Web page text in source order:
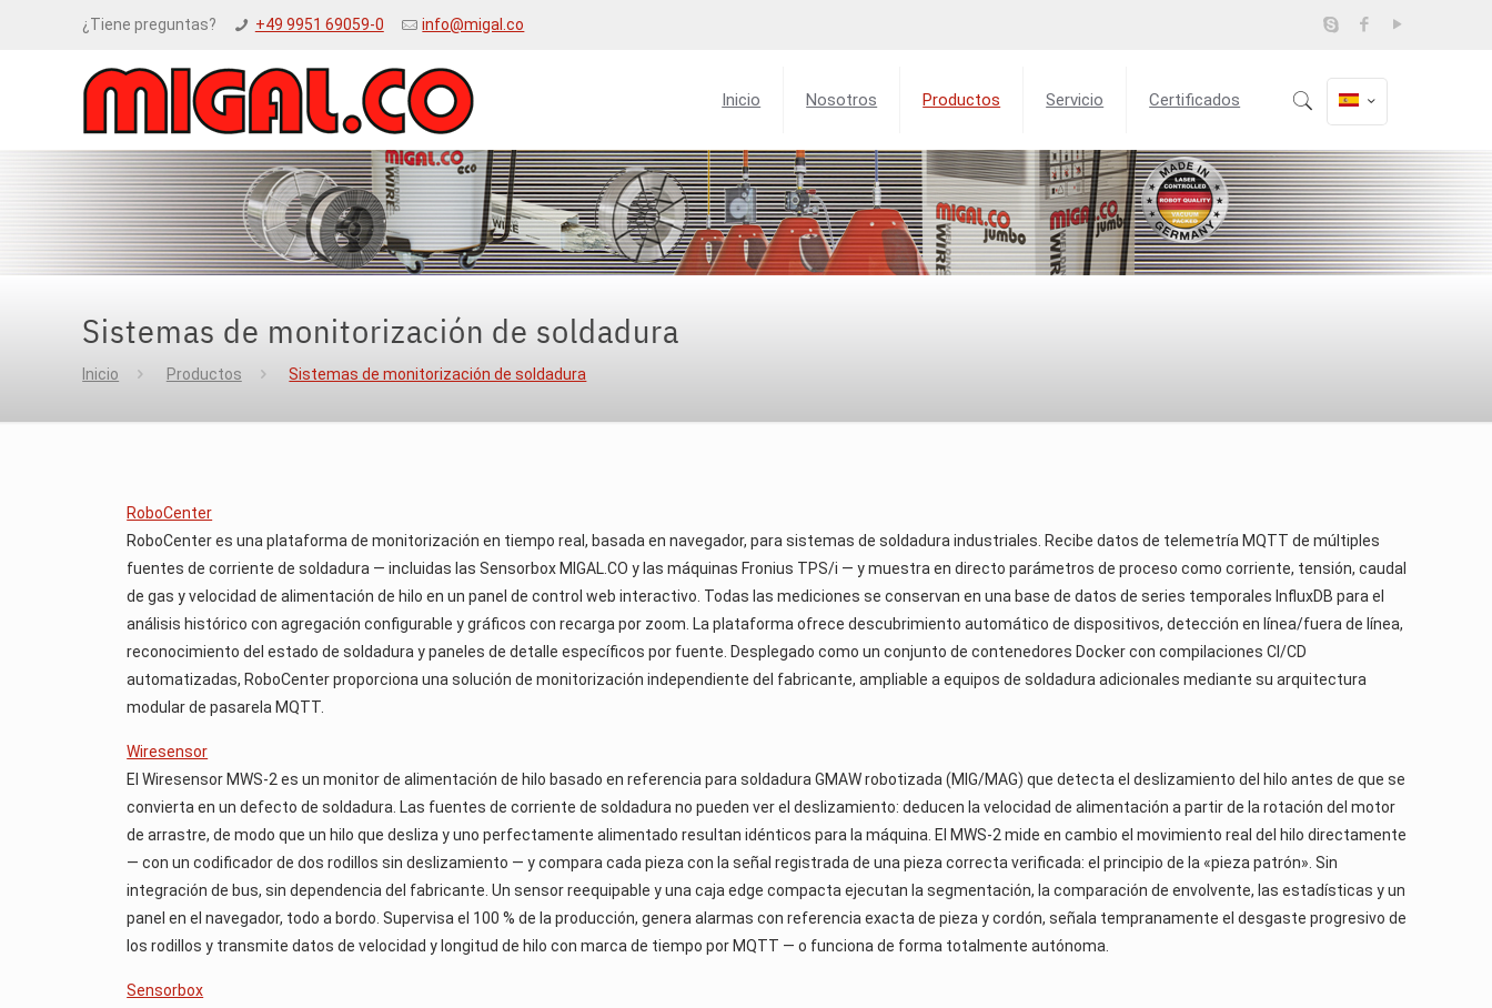
¿Tiene preguntas? +49 9951 69059-0 info@migal.co
Inicio Nosotros Productos Servicio Certificados
Sistemas de monitorización de soldadura
Inicio Productos Sistemas de monitorización de soldadura
RoboCenter
RoboCenter es una plataforma de monitorización en tiempo real, basada en navegador, para sistemas de soldadura industriales. Recibe datos de telemetría MQTT de múltiples
fuentes de corriente de soldadura — incluidas las Sensorbox MIGAL.CO y las máquinas Fronius TPS/i — y muestra en directo parámetros de proceso como corriente, tensión, caudal
de gas y velocidad de alimentación de hilo en un panel de control web interactivo. Todas las mediciones se conservan en una base de datos de series temporales InfluxDB para el
análisis histórico con agregación configurable y gráficos con recarga por zoom. La plataforma ofrece descubrimiento automático de dispositivos, detección en línea/fuera de línea,
reconocimiento del estado de soldadura y paneles de detalle específicos por fuente. Desplegado como un conjunto de contenedores Docker con compilaciones CI/CD
automatizadas, RoboCenter proporciona una solución de monitorización independiente del fabricante, ampliable a equipos de soldadura adicionales mediante su arquitectura
modular de pasarela MQTT.
Wiresensor
El Wiresensor MWS-2 es un monitor de alimentación de hilo basado en referencia para soldadura GMAW robotizada (MIG/MAG) que detecta el deslizamiento del hilo antes de que se
convierta en un defecto de soldadura. Las fuentes de corriente de soldadura no pueden ver el deslizamiento: deducen la velocidad de alimentación a partir de la rotación del motor
de arrastre, de modo que un hilo que desliza y uno perfectamente alimentado resultan idénticos para la máquina. El MWS-2 mide en cambio el movimiento real del hilo directamente
— con un codificador de dos rodillos sin deslizamiento — y compara cada pieza con la señal registrada de una pieza correcta verificada: el principio de la «pieza patrón». Sin
integración de bus, sin dependencia del fabricante. Un sensor reequipable y una caja edge compacta ejecutan la segmentación, la comparación de envolvente, las estadísticas y un
panel en el navegador, todo a bordo. Supervisa el 100 % de la producción, genera alarmas con referencia exacta de pieza y cordón, señala tempranamente el desgaste progresivo de
los rodillos y transmite datos de velocidad y longitud de hilo con marca de tiempo por MQTT — o funciona de forma totalmente autónoma.
Sensorbox